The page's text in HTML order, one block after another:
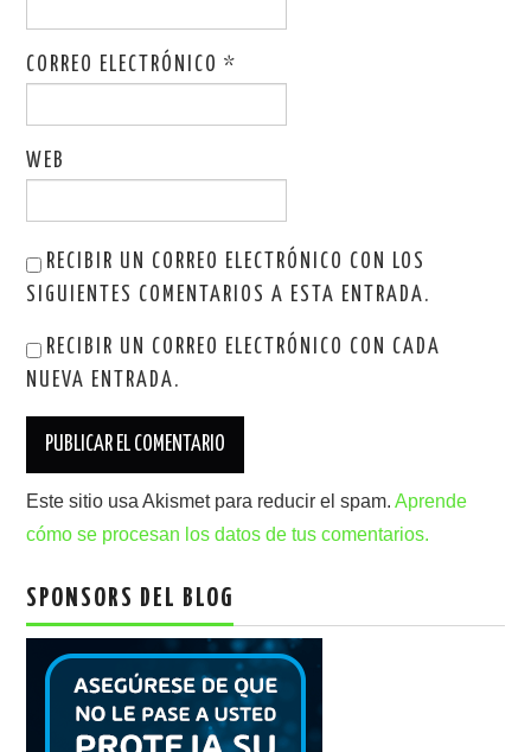
CORREO ELECTRÓNICO*
WEB
RECIBIR UN CORREO ELECTRÓNICO CON LOS
SIGUIENTES COMENTARIOS A ESTA ENTRADA.
RECIBIR UN CORREO ELECTRÓNICO CON CADA
NUEVA ENTRADA.
Este sitio usa Akismet para reducir el spam.Aprende
cómo se procesan los datos de tus comentarios.
SPONSORS DEL BLOG